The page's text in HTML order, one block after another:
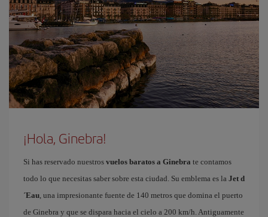
¡Hola, Ginebra!
Si has reservado nuestros vuelos baratos a Ginebra te contamos
todo lo que necesitas saber sobre esta ciudad. Su emblema es la Jet d
´Eau, una impresionante fuente de 140 metros que domina el puerto
de Ginebra y que se dispara hacia el cielo a 200 km/h. Antiguamente